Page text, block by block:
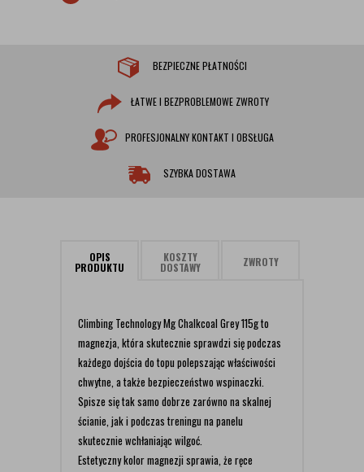
BEZPIECZNE PŁATNOŚCI
ŁATWE I BEZPROBLEMOWE ZWROTY
PROFESJONALNY KONTAKT I OBSŁUGA
SZYBKA DOSTAWA
OPIS
PRODUKTU
KOSZTY
DOSTAWY ZWROTY
Climbing Technology Mg Chalkcoal Grey 115g to
magnezja, która skutecznie sprawdzi się podczas
każdego dojścia do topu polepszając właściwości
chwytne, a także bezpieczeństwo wspinaczki.
Spisze się tak samo dobrze zarówno na skalnej
ścianie, jak i podczas treningu na panelu
skutecznie wchłaniając wilgoć.
Estetyczny kolor magnezji sprawia, że ręce